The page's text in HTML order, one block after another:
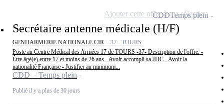
Secrétaire antenne médicale (H/F)
GENDARMERIE NATIONALE CIR - 37 - TOURS
Poste au Centre Médical des Armées 17 de TOURS -37- Description de l'offre: -
Être âgé(e) entre 17 et moins de 26 ans - Avoir accompli sa JDC - Avoir la
nationalité Française - Justifier au minimum...
CDD - Temps plein
Publié il y a plus de 30 jours
CDDTemps plein
Ajouter cette offre à ma sélection